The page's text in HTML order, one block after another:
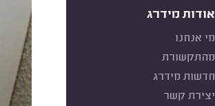
אודות מידרג
מי אנחנו
מהתקשורת
חדשות מידרג
יצירת קשר